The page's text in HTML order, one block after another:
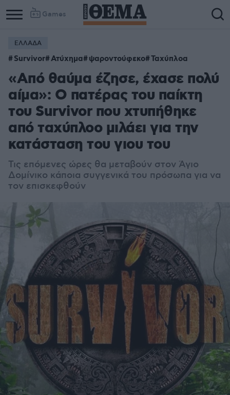
Games
ΕΛΛΑΔΑ
Survivor Ατύχημα ψαροντούφεκο Ταχύπλοα
«Από θαύμα έζησε, έχασε πολύ
αίμα»: Ο πατέρας του παίκτη
του Survivor που χτυπήθηκε
από ταχύπλοο μιλάει για την
κατάσταση του γιου του
Τις επόμενες ώρες θα μεταβούν στον Άγιο
Δομίνικο κάποια συγγενικά του πρόσωπα για να
τον επισκεφθούν